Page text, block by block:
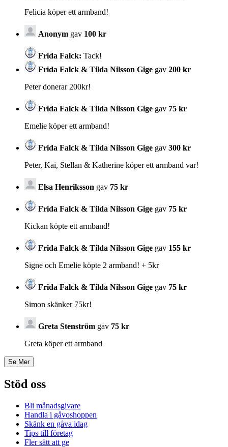
Felicia köper ett armband!
Anonym gav 100 kr
Frida Falck: Tack!
Frida Falck & Tilda Nilsson Gige gav 200 kr
Peter donerar 200kr!
Frida Falck & Tilda Nilsson Gige gav 75 kr
Emelie köper ett armband!
Frida Falck & Tilda Nilsson Gige gav 300 kr
Peter, Kai, Stellan & Katherine köper ett armband var!
Elsa Henriksson gav 75 kr
Frida Falck & Tilda Nilsson Gige gav 75 kr
Kickan köpte ett armband!
Frida Falck & Tilda Nilsson Gige gav 155 kr
Signe och Emelie köpte 2 armband! + 5kr
Frida Falck & Tilda Nilsson Gige gav 75 kr
Simon skänker 75kr!
Greta Stenström gav 75 kr
Greta köper ett armband
Stöd oss
Bli månadsgivare
Handla i gåvoshoppen
Skänk en gåva idag
Tips till företag
Fler sätt att ge